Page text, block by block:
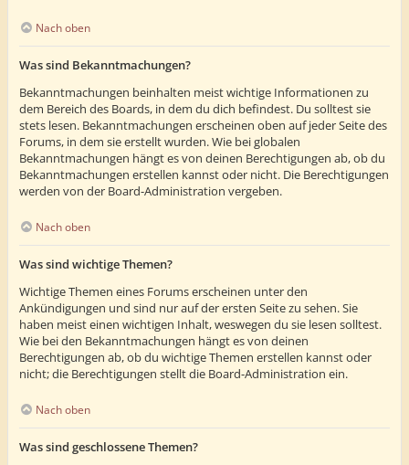
Nach oben
Was sind Bekanntmachungen?
Bekanntmachungen beinhalten meist wichtige Informationen zu
dem Bereich des Boards, in dem du dich befindest. Du solltest sie
stets lesen. Bekanntmachungen erscheinen oben auf jeder Seite des
Forums, in dem sie erstellt wurden. Wie bei globalen
Bekanntmachungen hängt es von deinen Berechtigungen ab, ob du
Bekanntmachungen erstellen kannst oder nicht. Die Berechtigungen
werden von der Board-Administration vergeben.
Nach oben
Was sind wichtige Themen?
Wichtige Themen eines Forums erscheinen unter den
Ankündigungen und sind nur auf der ersten Seite zu sehen. Sie
haben meist einen wichtigen Inhalt, weswegen du sie lesen solltest.
Wie bei den Bekanntmachungen hängt es von deinen
Berechtigungen ab, ob du wichtige Themen erstellen kannst oder
nicht; die Berechtigungen stellt die Board-Administration ein.
Nach oben
Was sind geschlossene Themen?